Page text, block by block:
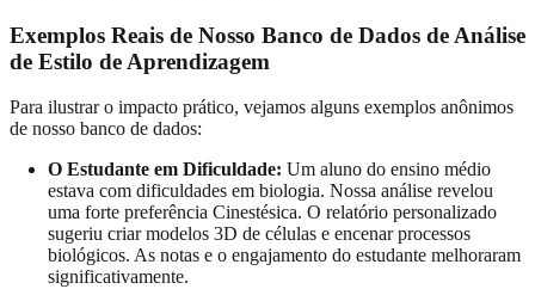
Exemplos Reais de Nosso Banco de Dados de Análise
de Estilo de Aprendizagem
Para ilustrar o impacto prático, vejamos alguns exemplos anônimos
de nosso banco de dados:
O Estudante em Dificuldade: Um aluno do ensino médio
estava com dificuldades em biologia. Nossa análise revelou
uma forte preferência Cinestésica. O relatório personalizado
sugeriu criar modelos 3D de células e encenar processos
biológicos. As notas e o engajamento do estudante melhoraram
significativamente.